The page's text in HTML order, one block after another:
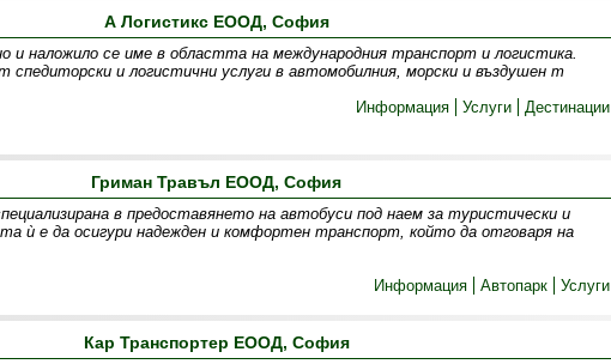
А Логистикс ЕООД, София
и наложило се име в областта на международния транспорт и логистика.
спедиторски и логистични услуги в автомобилния, морски и въздушен т
Информация
Услуги Дестинации
Гриман Травъл ЕООД, София
в предоставянето на автобуси под наем за туристически и
ѝ е да осигури надежден и комфортен транспорт, който да отговаря на
Информация
Автопарк Услуги
Кар Транспортер ЕООД, София